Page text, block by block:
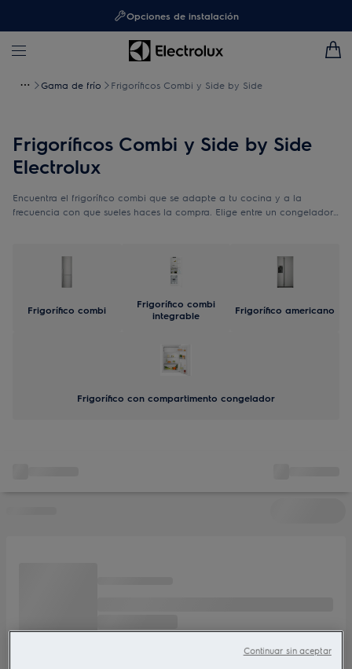
Opciones de instalación
Gama de frío Frigoríficos Combi y Side by Side
Frigoríficos Combi y Side by Side
Electrolux
Encuentra el frigorífico combi que se adapte a tu cocina y a la
frecuencia con que sueles haces la compra. Elige entre un congelador
Frigorífico combi
Frigorífico combi
integrable
Frigorífico americano
Frigorífico con compartimento congelador
Continuar sin aceptar